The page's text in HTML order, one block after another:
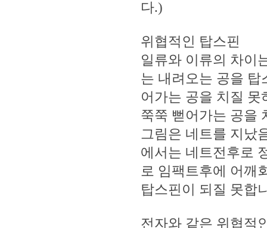
다.)
위협적인 탑스핀
일류와 이류의 차이
는 내려오는 공을 탑
어가는 공을 치질
쭉쭉 뻗어가는 공을
그림은 네트를 지났
에서는 네트전후로
로 임팩트후에 어깨
탑스핀이 되질 못합
전자와 같은 위협적